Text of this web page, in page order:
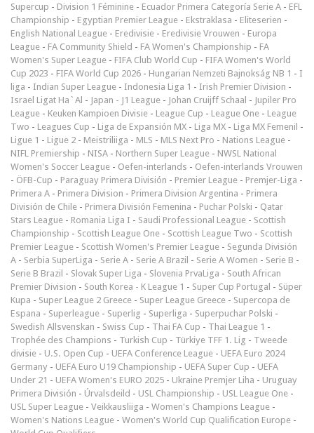
Supercup - Division 1 Féminine - Ecuador Primera Categoría Serie A - EFL
Championship - Egyptian Premier League - Ekstraklasa - Eliteserien -
English National League - Eredivisie - Eredivisie Vrouwen - Europa
League - FA Community Shield - FA Women's Championship - FA
Women's Super League - FIFA Club World Cup - FIFA Women's World
Cup 2023 - FIFA World Cup 2026 - Hungarian Nemzeti Bajnokság NB 1 - I
liga - Indian Super League - Indonesia Liga 1 - Irish Premier Division -
Israel Ligat Ha`Al - Japan - J1 League - Johan Cruijff Schaal - Jupiler Pro
League - Keuken Kampioen Divisie - League Cup - League One - League
Two - Leagues Cup - Liga de Expansión MX - Liga MX - Liga MX Femenil -
Ligue 1 - Ligue 2 - Meistriliiga - MLS - MLS Next Pro - Nations League -
NIFL Premiership - NISA - Northern Super League - NWSL National
Women's Soccer League - Oefen-interlands - Oefen-interlands Vrouwen
- ÖFB-Cup - Paraguay Primera División - Premier League - Premjer-Liga -
Primera A - Primera Division - Primera Division Argentina - Primera
División de Chile - Primera División Femenina - Puchar Polski - Qatar
Stars League - Romania Liga I - Saudi Professional League - Scottish
Championship - Scottish League One - Scottish League Two - Scottish
Premier League - Scottish Women's Premier League - Segunda División
A - Serbia SuperLiga - Serie A - Serie A Brazil - Serie A Women - Serie B -
Serie B Brazil - Slovak Super Liga - Slovenia PrvaLiga - South African
Premier Division - South Korea - K League 1 - Super Cup Portugal - Süper
Kupa - Super League 2 Greece - Super League Greece - Supercopa de
Espana - Superleague - Superlig - Superliga - Superpuchar Polski -
Swedish Allsvenskan - Swiss Cup - Thai FA Cup - Thai League 1 -
Trophée des Champions - Turkish Cup - Türkiye TFF 1. Lig - Tweede
divisie - U.S. Open Cup - UEFA Conference League - UEFA Euro 2024
Germany - UEFA Euro U19 Championship - UEFA Super Cup - UEFA
Under 21 - UEFA Women's EURO 2025 - Ukraine Premjer Liha - Uruguay
Primera División - Úrvalsdeild - USL Championship - USL League One -
USL Super League - Veikkausliiga - Women's Champions League -
Women's Nations League - Women's World Cup Qualification Europe -